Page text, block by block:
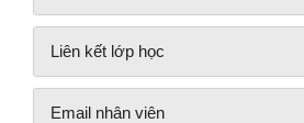
Liên kết lớp học
Email nhân viên